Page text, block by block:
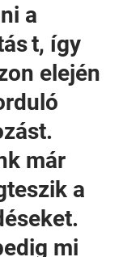
a
t, így
elején
már
a
mi